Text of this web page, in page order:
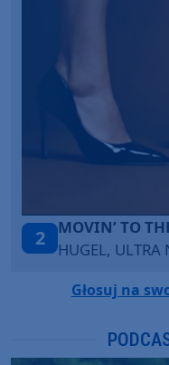
3
TAŃCZ!
BLETKA
Głosuj na